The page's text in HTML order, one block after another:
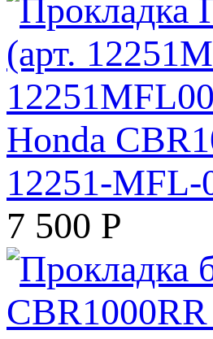
Honda
12251-MFL-
7 500 Р